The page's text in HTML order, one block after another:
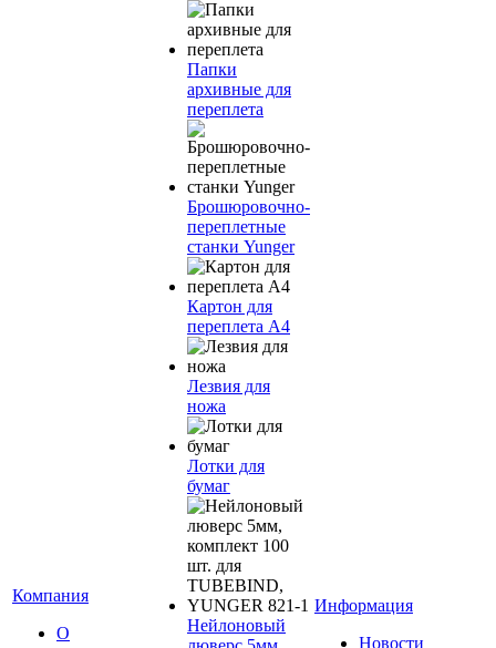
Компания
О
Папки
архивные для
переплета
Брошюровочно-
переплетные
станки Yunger
Картон для
переплета А4
Лезвия для
ножа
Лотки для
бумаг
Нейлоновый
Информация
Новости